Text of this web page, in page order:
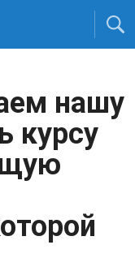
нашу
курсу